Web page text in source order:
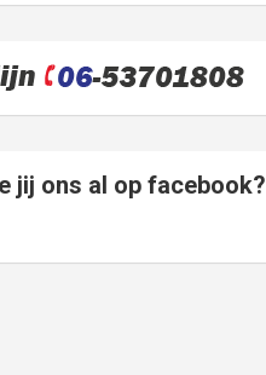
jij ons al op facebook?